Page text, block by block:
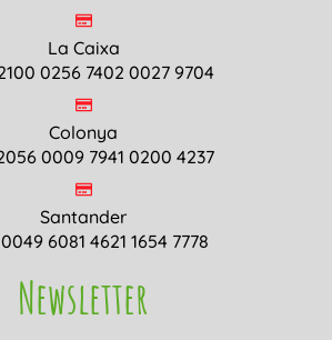
La Caixa
0256 7402 0027 9704
Colonya
0009 7941 0200 4237
Santander
6081 4621 1654 7778
Newsletter